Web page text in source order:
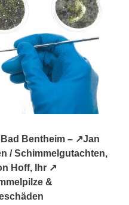
Bentheim – ↗️Jan
/ Schimmelgutachten,
Hoff, Ihr ↗️
&